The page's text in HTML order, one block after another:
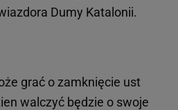
Dumy Katalonii.
grać o zamknięcie ust
walczyć będzie o swoje